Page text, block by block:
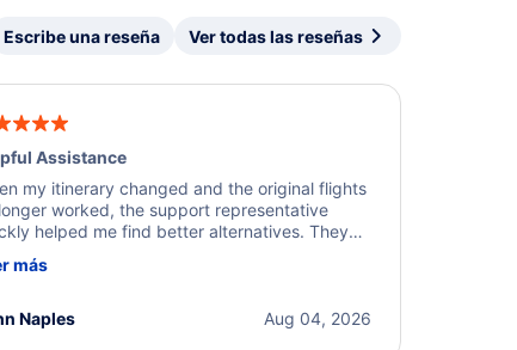
Escribe una reseña Ver todas las reseñas
Assistance
my itinerary changed and the original flights
worked, the support representative
helped me find better alternatives. They
to resolve the issue. I'm grateful for the
más
Aug 04, 2026
Naples